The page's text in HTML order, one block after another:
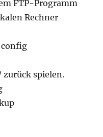
FTP-Programm
Rechner
config
spielen.